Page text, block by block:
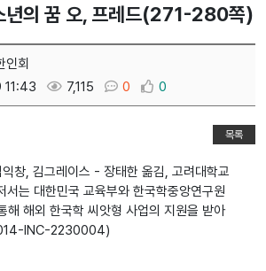
년의 꿈 오, 프레드(271-280쪽)
인회
7,115 0 0
목록
창, 김그레이스 - 장태한 옮김, 고려대학교
는 대한민국 교육부와 한국학중앙연구원
해 해외 한국학 씨앗형 사업의 지원을 받아
INC-2230004)